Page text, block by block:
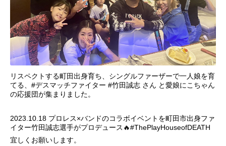
リスペクトする町田出身育ち、シングルファーザーで一人娘を育
てる、#デスマッチファイター #竹田誠志 さん と愛娘にこちゃん
の応援団が集まりました。
2023.10.18 プロレス×バンドのコラボイベントを町田市出身ファ
イター竹田誠志選手がプロデュース🔥#ThePlayHouseofDEATH
宜しくお願いします。